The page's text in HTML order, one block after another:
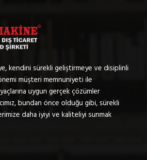
kendini sürekli geliştirmeye ve disiplinli
müşteri memnuniyeti ile
uygun gerçek çözümler
bundan önce olduğu gibi, sürekli
daha iyiyi ve kaliteliyi sunmak